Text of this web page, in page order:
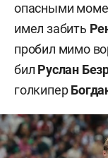
опасными
имел забить
пробил мимо
бил Руслан
голкипер